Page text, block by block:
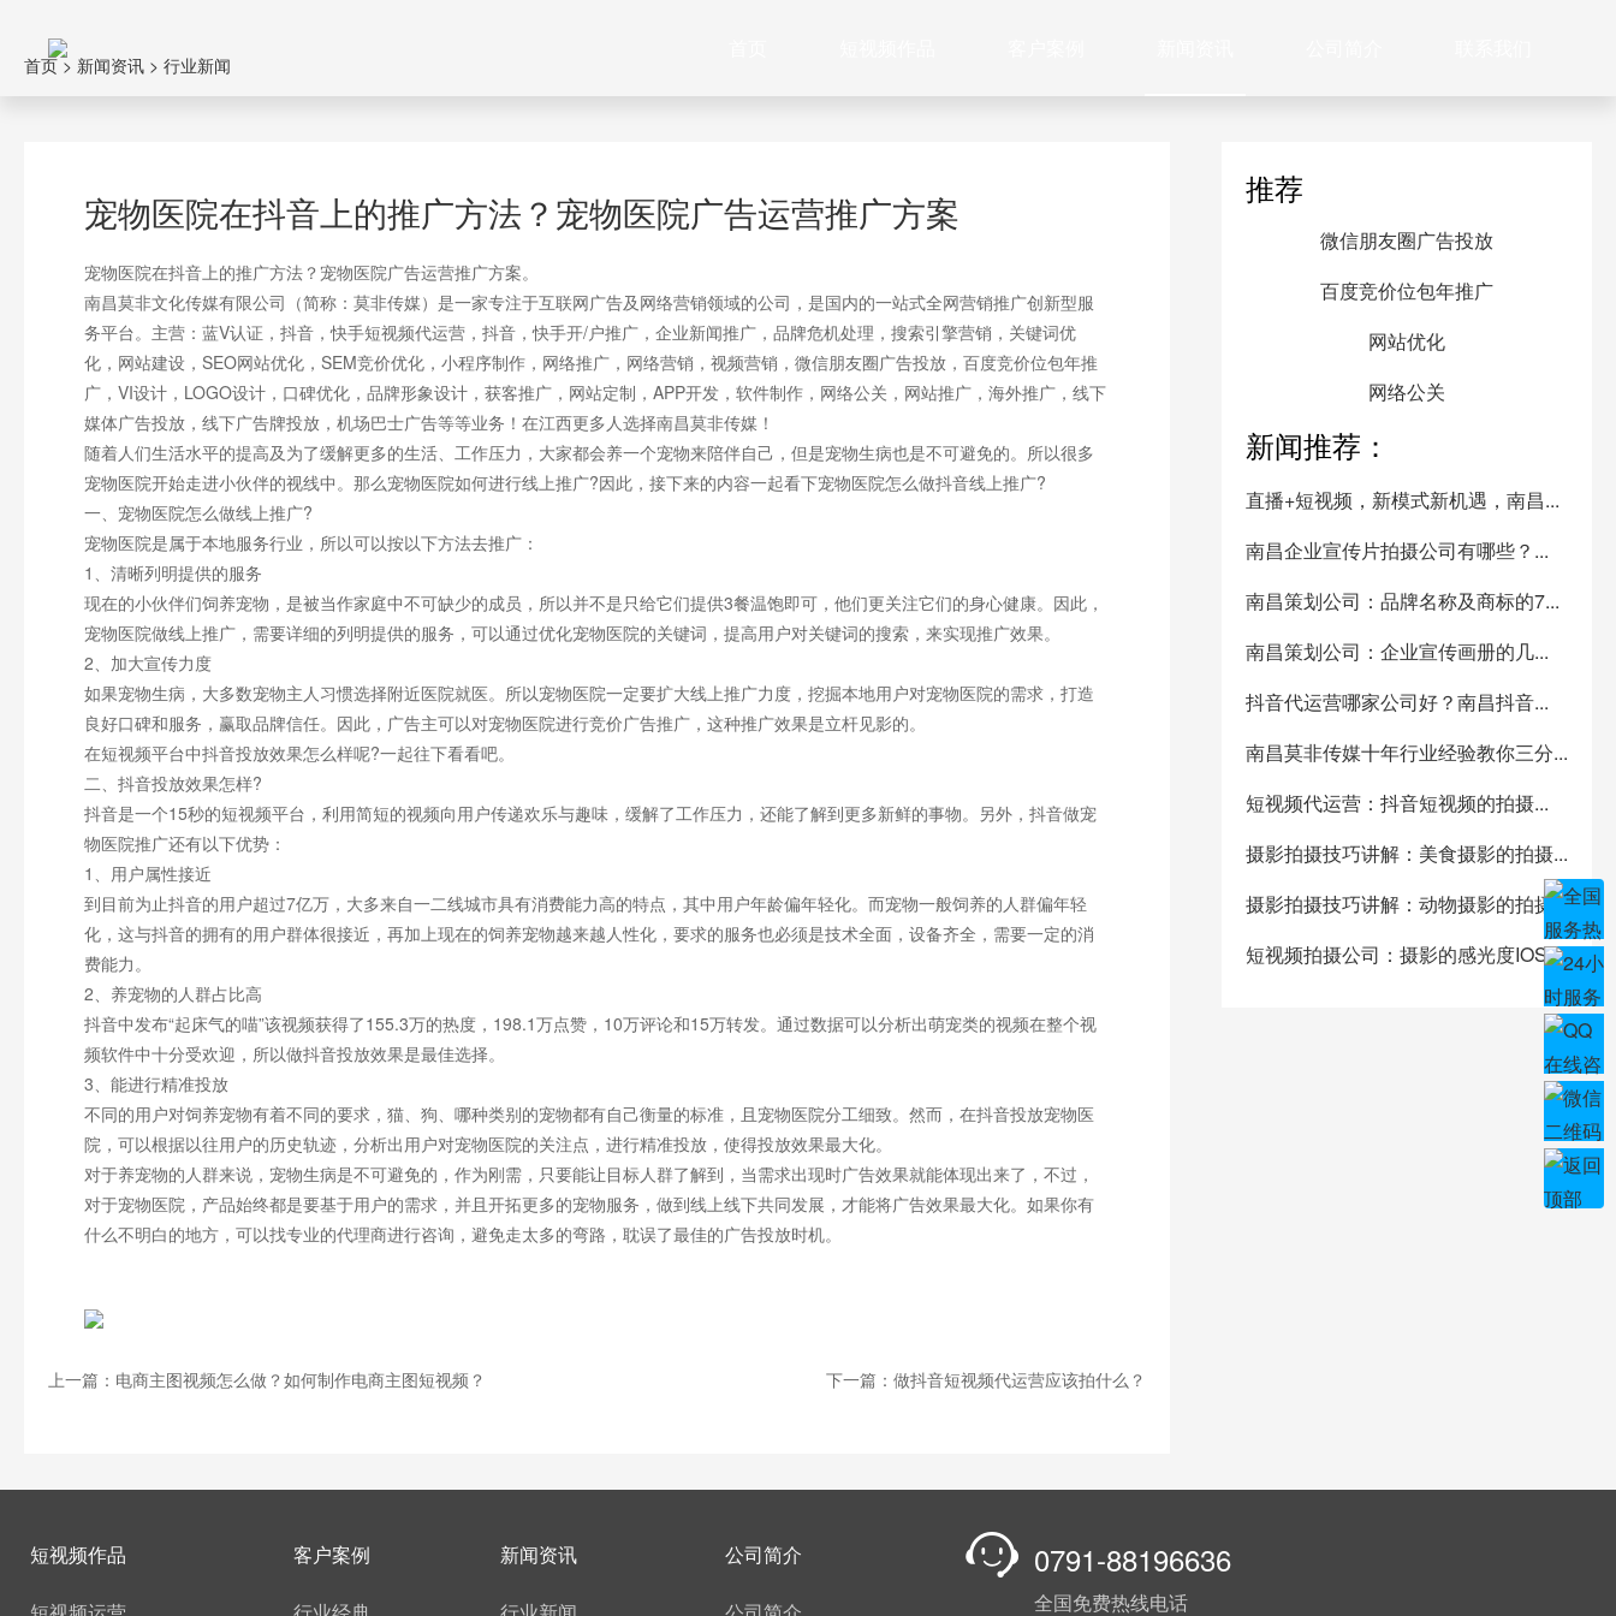
首页 > 新闻资讯 > 行业新闻
宠物医院在抖音上的推广方法？宠物医院广告运营推广方案
宠物医院在抖音上的推广方法？宠物医院广告运营推广方案。
南昌莫非文化传媒有限公司（简称：莫非传媒）是一家专注于互联网广告及网络营销领域的公司，是国内的一站式全网营销推广创新型服
务平台。主营：蓝V认证，抖音，快手短视频代运营，抖音，快手开/户推广，企业新闻推广，品牌危机处理，搜索引擎营销，关键词优
化，网站建设，SEO网站优化，SEM竞价优化，小程序制作，网络推广，网络营销，视频营销，微信朋友圈广告投放，百度竞价位包年推
广，VI设计，LOGO设计，口碑优化，品牌形象设计，获客推广，网站定制，APP开发，软件制作，网络公关，网站推广，海外推广，线下
媒体广告投放，线下广告牌投放，机场巴士广告等等业务！在江西更多人选择南昌莫非传媒！
随着人们生活水平的提高及为了缓解更多的生活、工作压力，大家都会养一个宠物来陪伴自己，但是宠物生病也是不可避免的。所以很多
宠物医院开始走进小伙伴的视线中。那么宠物医院如何进行线上推广?因此，接下来的内容一起看下宠物医院怎么做抖音线上推广?
一、宠物医院怎么做线上推广?
宠物医院是属于本地服务行业，所以可以按以下方法去推广：
1、清晰列明提供的服务
现在的小伙伴们饲养宠物，是被当作家庭中不可缺少的成员，所以并不是只给它们提供3餐温饱即可，他们更关注它们的身心健康。因此，
宠物医院做线上推广，需要详细的列明提供的服务，可以通过优化宠物医院的关键词，提高用户对关键词的搜索，来实现推广效果。
2、加大宣传力度
如果宠物生病，大多数宠物主人习惯选择附近医院就医。所以宠物医院一定要扩大线上推广力度，挖掘本地用户对宠物医院的需求，打造
良好口碑和服务，赢取品牌信任。因此，广告主可以对宠物医院进行竞价广告推广，这种推广效果是立杆见影的。
在短视频平台中抖音投放效果怎么样呢?一起往下看看吧。
二、抖音投放效果怎样?
抖音是一个15秒的短视频平台，利用简短的视频向用户传递欢乐与趣味，缓解了工作压力，还能了解到更多新鲜的事物。另外，抖音做宠
物医院推广还有以下优势：
1、用户属性接近
到目前为止抖音的用户超过7亿万，大多来自一二线城市具有消费能力高的特点，其中用户年龄偏年轻化。而宠物一般饲养的人群偏年轻
化，这与抖音的拥有的用户群体很接近，再加上现在的饲养宠物越来越人性化，要求的服务也必须是技术全面，设备齐全，需要一定的消
费能力。
2、养宠物的人群占比高
抖音中发布“起床气的喵”该视频获得了155.3万的热度，198.1万点赞，10万评论和15万转发。通过数据可以分析出萌宠类的视频在整个视
频软件中十分受欢迎，所以做抖音投放效果是最佳选择。
3、能进行精准投放
不同的用户对饲养宠物有着不同的要求，猫、狗、哪种类别的宠物都有自己衡量的标准，且宠物医院分工细致。然而，在抖音投放宠物医
院，可以根据以往用户的历史轨迹，分析出用户对宠物医院的关注点，进行精准投放，使得投放效果最大化。
对于养宠物的人群来说，宠物生病是不可避免的，作为刚需，只要能让目标人群了解到，当需求出现时广告效果就能体现出来了，不过，
对于宠物医院，产品始终都是要基于用户的需求，并且开拓更多的宠物服务，做到线上线下共同发展，才能将广告效果最大化。如果你有
什么不明白的地方，可以找专业的代理商进行咨询，避免走太多的弯路，耽误了最佳的广告投放时机。
上一篇：电商主图视频怎么做？如何制作电商主图短视频？ 下一篇：做抖音短视频代运营应该拍什么？
推荐
微信朋友圈广告投放
百度竞价位包年推广
网站优化
网络公关
新闻推荐：
直播+短视频，新模式新机遇，南昌...
南昌企业宣传片拍摄公司有哪些？...
南昌策划公司：品牌名称及商标的7...
南昌策划公司：企业宣传画册的几...
抖音代运营哪家公司好？南昌抖音...
南昌莫非传媒十年行业经验教你三分...
短视频代运营：抖音短视频的拍摄...
摄影拍摄技巧讲解：美食摄影的拍摄...
摄影拍摄技巧讲解：动物摄影的拍摄...
短视频拍摄公司：摄影的感光度IOS...
短视频作品 客户案例 新闻资讯 公司简介 0791-88196636
全国免费热线电话